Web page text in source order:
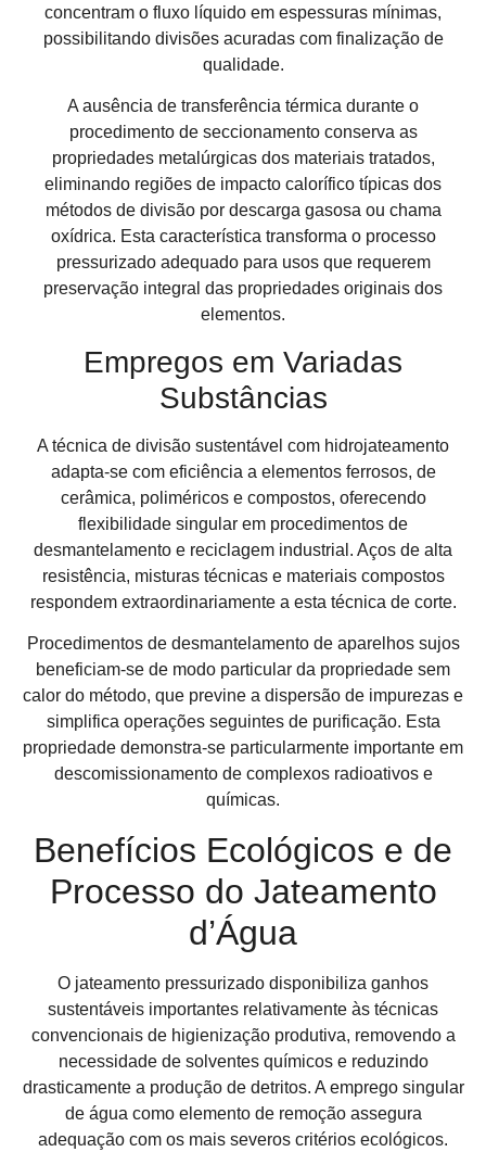
concentram o fluxo líquido em espessuras mínimas,
possibilitando divisões acuradas com finalização de
qualidade.
A ausência de transferência térmica durante o
procedimento de seccionamento conserva as
propriedades metalúrgicas dos materiais tratados,
eliminando regiões de impacto calorífico típicas dos
métodos de divisão por descarga gasosa ou chama
oxídrica. Esta característica transforma o processo
pressurizado adequado para usos que requerem
preservação integral das propriedades originais dos
elementos.
Empregos em Variadas
Substâncias
A técnica de divisão sustentável com hidrojateamento
adapta-se com eficiência a elementos ferrosos, de
cerâmica, poliméricos e compostos, oferecendo
flexibilidade singular em procedimentos de
desmantelamento e reciclagem industrial. Aços de alta
resistência, misturas técnicas e materiais compostos
respondem extraordinariamente a esta técnica de corte.
Procedimentos de desmantelamento de aparelhos sujos
beneficiam-se de modo particular da propriedade sem
calor do método, que previne a dispersão de impurezas e
simplifica operações seguintes de purificação. Esta
propriedade demonstra-se particularmente importante em
descomissionamento de complexos radioativos e
químicas.
Benefícios Ecológicos e de
Processo do Jateamento
d’Água
O jateamento pressurizado disponibiliza ganhos
sustentáveis importantes relativamente às técnicas
convencionais de higienização produtiva, removendo a
necessidade de solventes químicos e reduzindo
drasticamente a produção de detritos. A emprego singular
de água como elemento de remoção assegura
adequação com os mais severos critérios ecológicos.